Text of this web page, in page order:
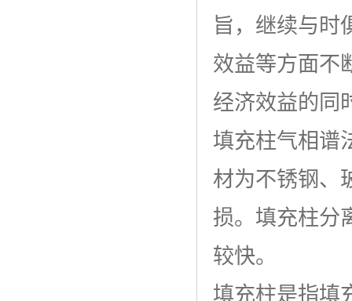
旨，继续与时
效益等方面不
经济效益的同
填充柱气相谱
材为不锈钢、
损。填充柱分
较快。
填充柱是指填